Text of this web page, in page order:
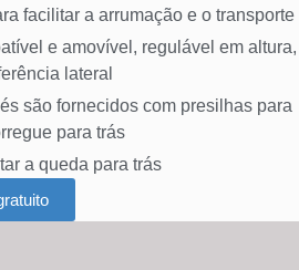
facilitar a arrumação e o transporte
e amovível, regulável em altura,
lateral
são fornecidos com presilhas para
para trás
a queda para trás